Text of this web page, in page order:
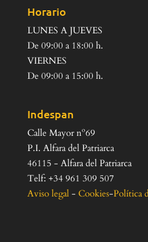
Horario
LUNES A JUEVES
De 09:00 a 18:00 h.
VIERNES
De 09:00 a 15:00 h.
Indespan
Calle Mayor nº69
P.I. Alfara del Patriarca
46115 - Alfara del Patriarca
Telf: +34 961 309 507
Aviso legal- Cookies-Política